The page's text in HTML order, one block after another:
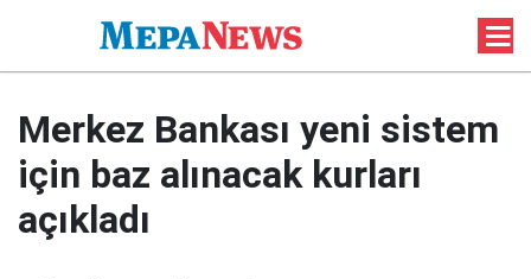
Merkez Bankası yeni sistem
için baz alınacak kurları
açıkladı